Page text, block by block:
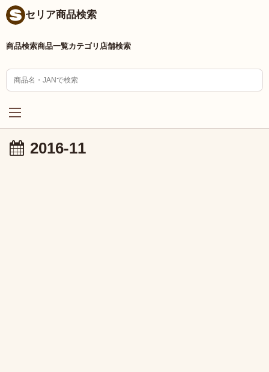
セリア商品検索
商品検索商品一覧カテゴリ 店舗検索
2016-11